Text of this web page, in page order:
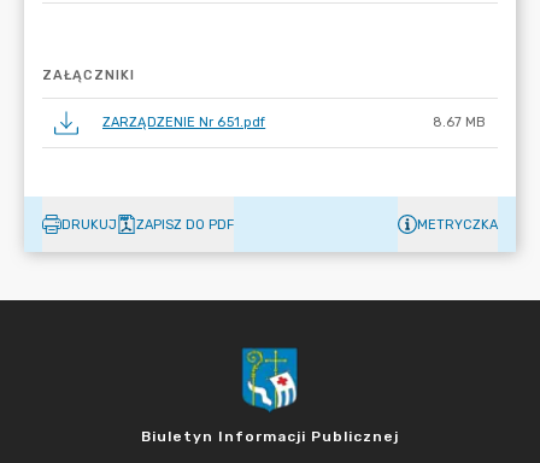
ZAŁĄCZNIKI
ZARZĄDZENIE Nr 651.pdf 8.67 MB
DRUKUJ ZAPISZ DO PDF METRYCZKA
Biuletyn Informacji Publicznej